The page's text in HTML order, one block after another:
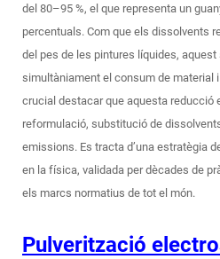
del 80–95 %, el que representa un
percentuals. Com que els dissolvents
del pes de les pintures líquides, aquest
simultàniament el consum de material i
crucial destacar que aquesta reducció
reformulació, substitució de
emissions. Es tracta d’una estratègia
en la física, validada per dècades de
els marcs normatius de tot el món.
Pulverització